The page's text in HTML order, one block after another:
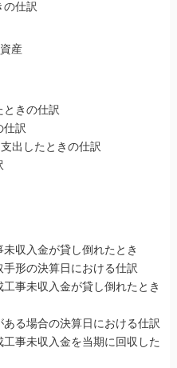
の仕訳
産
ときの仕訳
仕訳
出したときの仕訳
収入金が貸し倒れたとき
形の決算日における仕訳
事未収入金が貸し倒れたとき
る場合の決算日における仕訳
事未収入金を当期に回収した